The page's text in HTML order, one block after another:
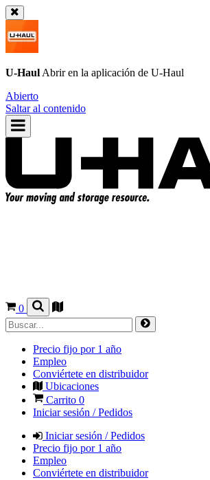
U-Haul Abrir en la aplicación de U-Haul
Abierto
Saltar al contenido
0
Precio fijo por 1 año
Empleo
Conviértete en distribuidor
Ubicaciones
Carrito 0
Iniciar sesión / Pedidos
Iniciar sesión / Pedidos
Precio fijo por 1 año
Empleo
Conviértete en distribuidor